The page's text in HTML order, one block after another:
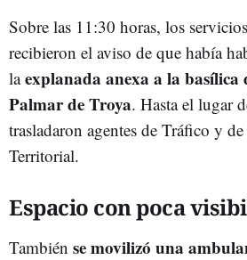
Sobre las 11:30 horas, los
recibieron el aviso de que había
laexplanada anexa a la basílica
Palmar de Troya. Hasta el lugar
trasladaron agentes de Tráfico y
Territorial.
Espacio con poca
También se movilizó una